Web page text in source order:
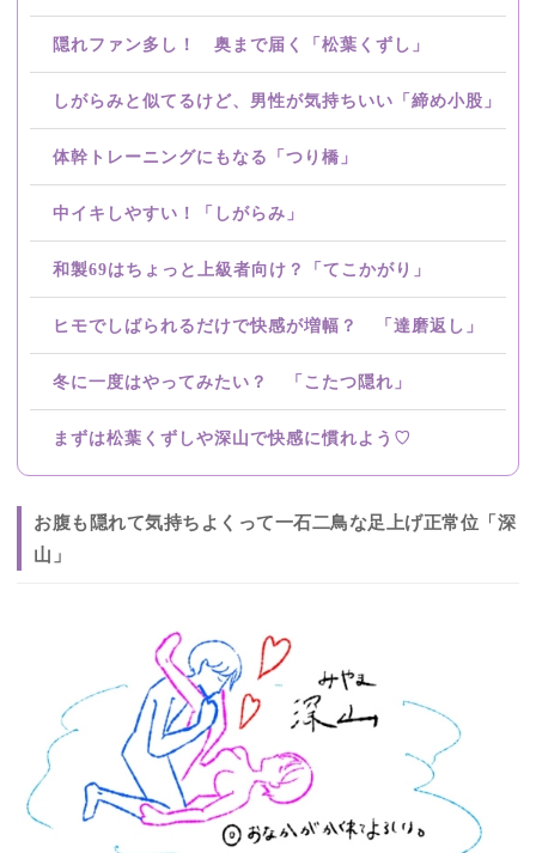
隠れファン多し！ 奥まで届く「松葉くずし」
しがらみと似てるけど、男性が気持ちいい「締め小股」
体幹トレーニングにもなる「つり橋」
中イキしやすい！「しがらみ」
和製69はちょっと上級者向け？「てこかがり」
ヒモでしばられるだけで快感が増幅？ 「達磨返し」
冬に一度はやってみたい？ 「こたつ隠れ」
まずは松葉くずしや深山で快感に慣れよう♡
お腹も隠れて気持ちよくって一石二鳥な足上げ正常位「深
山」